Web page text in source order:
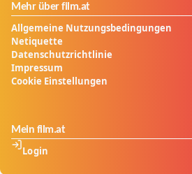
Mehr über film.at
Allgemeine Nutzungsbedingungen
Netiquette
Datenschutzrichtlinie
Impressum
Cookie Einstellungen
Mein film.at
Login